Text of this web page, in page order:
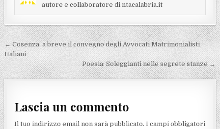
autore e collaboratore di ntacalabria.it
Navigazione articoli
← Cosenza, a breve il convegno degli Avvocati Matrimonialisti
Italiani
Poesia: Soleggianti nelle segrete stanze →
Lascia un commento
Il tuo indirizzo email non sarà pubblicato. I campi obbligatori